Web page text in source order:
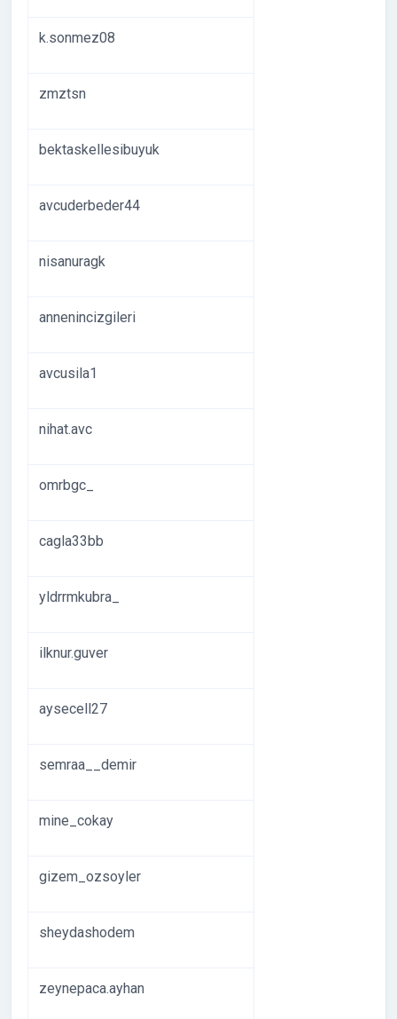
k.sonmez08
zmztsn
bektaskellesibuyuk
avcuderbeder44
nisanuragk
annenincizgileri
avcusila1
nihat.avc
omrbgc_
cagla33bb
yldrrmkubra_
ilknur.guver
aysecell27
semraa__demir
mine_cokay
gizem_ozsoyler
sheydashodem
zeynepaca.ayhan